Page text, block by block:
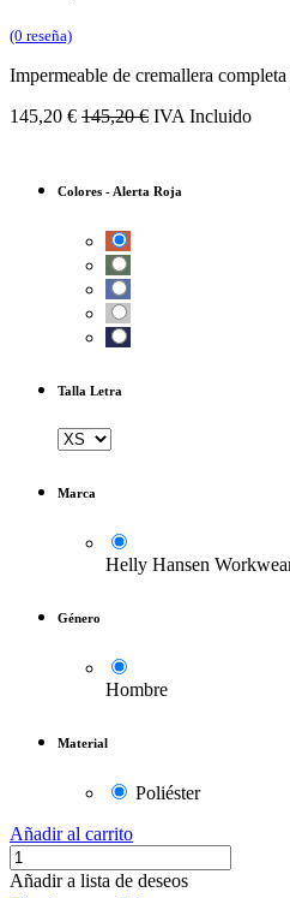
(0 reseña)
Impermeable de cremallera
145,20 € 145,20€ IVA Incluido
Colores - Alerta Roja
Talla Letra
Marca
Helly Hansen
Género
Hombre
Material
Poliéster
Añadir al carrito
Añadir a lista de deseos